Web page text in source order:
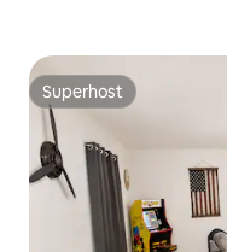
Superhost
Superhost